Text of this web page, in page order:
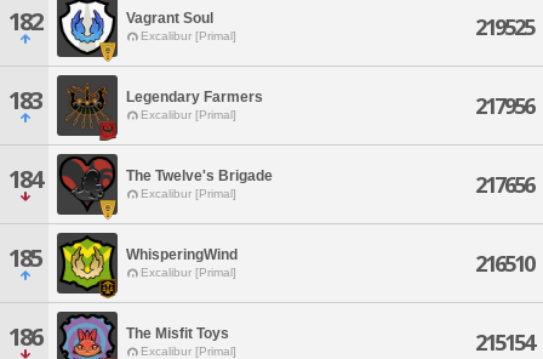
182 Vagrant Soul
Excalibur [Primal] 219525
183 Legendary Farmers
Excalibur [Primal] 217956
184 The Twelve's Brigade
Excalibur [Primal] 217656
185 WhisperingWind
Excalibur [Primal] 216510
186 The Misfit Toys
Excalibur [Primal] 215154